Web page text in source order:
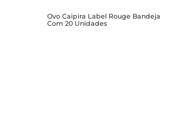
Ovo Caipira Label Rouge Bandeja
Com 20 Unidades